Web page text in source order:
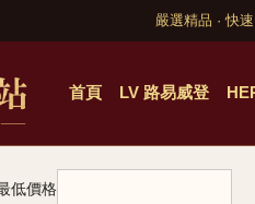
嚴選精品 · 快
首頁 LV 路易威登
低價格